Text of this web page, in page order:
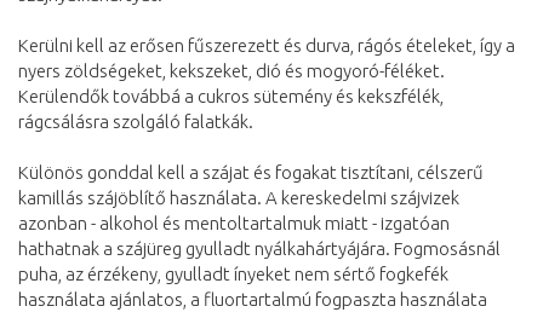
Kerülni kell az erősen fűszerezett és durva, rágós ételeket, így a
nyers zöldségeket, kekszeket, dió és mogyoró-féléket.
Kerülendők továbbá a cukros sütemény és kekszfélék,
rágcsálásra szolgáló falatkák.
Különös gonddal kell a szájat és fogakat tisztítani, célszerű
kamillás szájöblítő használata. A kereskedelmi szájvizek
azonban - alkohol és mentoltartalmuk miatt - izgatóan
hathatnak a szájüreg gyulladt nyálkahártyájára. Fogmosásnál
puha, az érzékeny, gyulladt ínyeket nem sértő fogkefék
használata ajánlatos, a fluortartalmú fogpaszta használata